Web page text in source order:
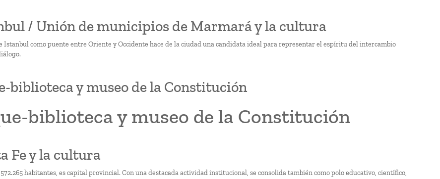
/ Unión de municipios de Marmará y la cultura
Istanbul como puente entre Oriente y Occidente hace de la ciudad una candidata ideal para representar el espíritu del intercambio
biblioteca y museo de la Constitución
biblioteca y museo de la Constitución
Fe y la cultura
572.265 habitantes, es capital provincial. Con una destacada actividad institucional, se consolida también como polo educativo, científico,